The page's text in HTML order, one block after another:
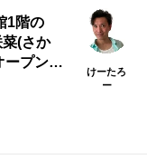
1階の
菜(さか
ープンす
けーたろ
ー